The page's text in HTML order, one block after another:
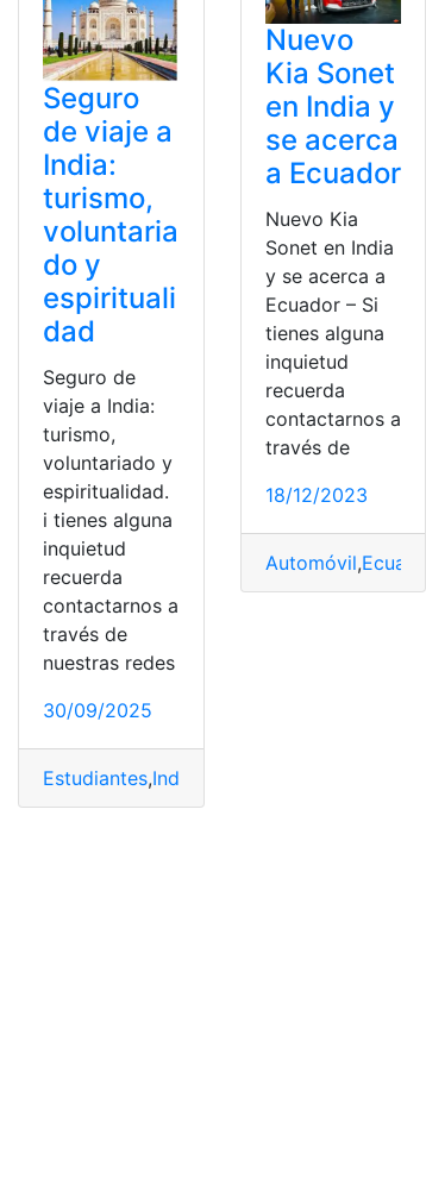
Seguro
de viaje a
India:
turismo,
voluntaria
do y
espirituali
dad
Seguro de
viaje a India:
turismo,
voluntariado y
espiritualidad.
i tienes alguna
inquietud
recuerda
contactarnos a
través de
nuestras redes
30/09/2025
Estudiantes,India
Nuevo
Kia Sonet
en India y
se acerca
a Ecuador
Nuevo Kia
Sonet en India
y se acerca a
Ecuador – Si
tienes alguna
inquietud
recuerda
contactarnos a
través de
18/12/2023
Automóvil,Ecuador